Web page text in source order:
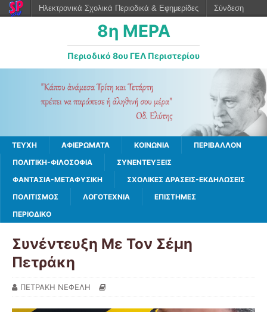
8η ΜΕΡΑ
Περιοδικό 8ου ΓΕΛ Περιστερίου
ΤΕΥΧΗ ΑΦΙΕΡΩΜΑΤΑ ΚΟΙΝΩΝΙΑ
ΠΕΡΙΒΑΛΛΟΝ
ΠΟΛΙΤΙΚΗ-ΦΙΛΟΣΟΦΙΑ
ΣΥΝΕΝΤΕΥΞΕΙΣ
ΦΑΝΤΑΣΙΑ-ΜΕΤΑΦΥΣΙΚΗ
ΣΧΟΛΙΚΕΣ ΔΡΑΣΕΙΣ-ΕΚΔΗΛΩΣΕΙΣ
ΠΟΛΙΤΙΣΜΟΣ
ΛΟΓΟΤΕΧΝΙΑ
ΕΠΙΣΤΗΜΕΣ
ΠΕΡΙΟΔΙΚΟ
Συνέντευξη Με Τον Σέμη
Πετράκη
ΠΕΤΡΑΚΗ ΝΕΦΕΛΗ
Ηλεκτρονικά Σχολικά Περιοδικά & Εφημερίδες Σύνδεση